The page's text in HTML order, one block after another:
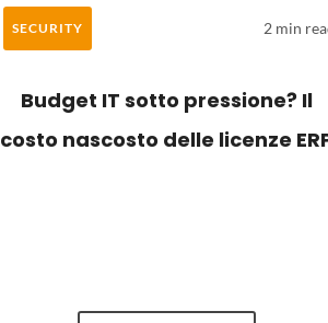
SECURITY 2 min
Budget IT sotto pressione? Il
costo nascosto delle licenze